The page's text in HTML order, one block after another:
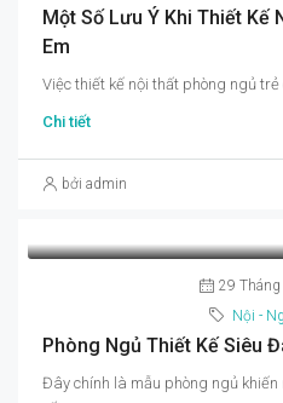
Một Số Lưu Ý Khi Thiết Kế
Em
Việc thiết kế nội thất phòng ngủ trẻ
Chi tiết
bởi admin
29 Tháng
Nội -
Phòng Ngủ Thiết Kế Siêu
Đây chính là mẫu phòng ngủ